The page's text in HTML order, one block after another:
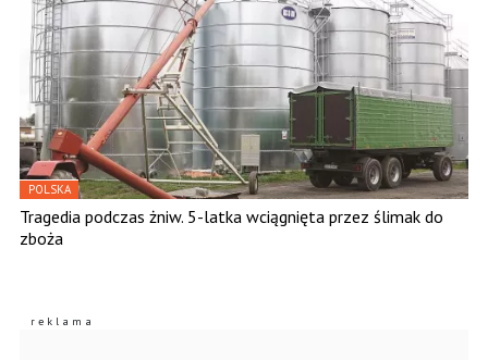
POLSKA
Tragedia podczas żniw. 5-latka wciągnięta przez ślimak do
zboża